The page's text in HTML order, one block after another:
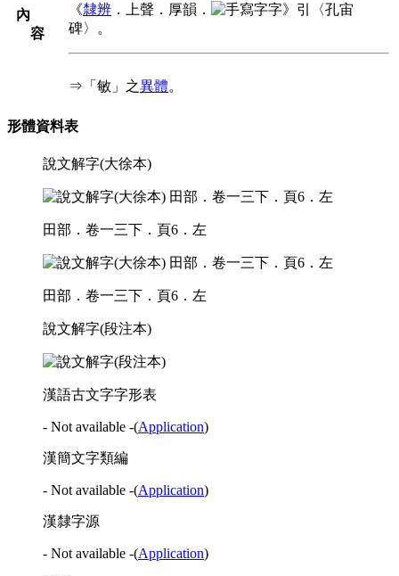
內
容
《隸辨 ．上聲．厚韻．
字》引〈孔宙
碑〉。
⇒「敏」之異體。
形體資料表
說文解字(大徐本)
田部．卷一三下．頁6．左
田部．卷一三下．頁6．左
說文解字(段注本)
漢語古文字字形表
- Not available -(Application)
漢簡文字類編
- Not available -(Application)
漢隸字源
- Not available -(Application)